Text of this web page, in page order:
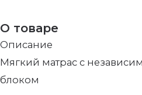
О товаре
Описание
Мягкий матрас с
блоком